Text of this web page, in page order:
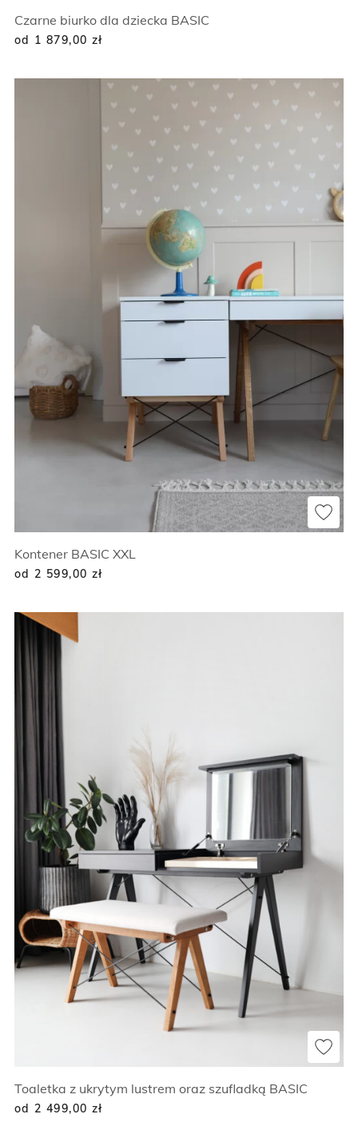
Czarne biurko dla dziecka BASIC
od 1 879,00 zł
Kontener BASIC XXL
od 2 599,00 zł
Toaletka z ukrytym lustrem oraz szufladką BASIC
od 2 499,00 zł